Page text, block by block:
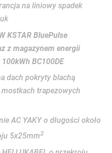
na liniowy spadek
KSTAR BluePulse
z magazynem energii
BC100DE
dach pokryty blachą
trapezowych
AC YAKY o długości około
5x25mm2